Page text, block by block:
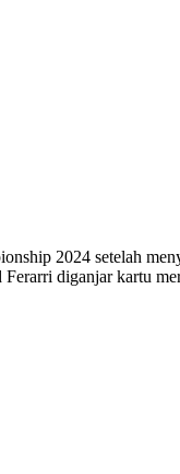
2024 setelah
diganjar kartu